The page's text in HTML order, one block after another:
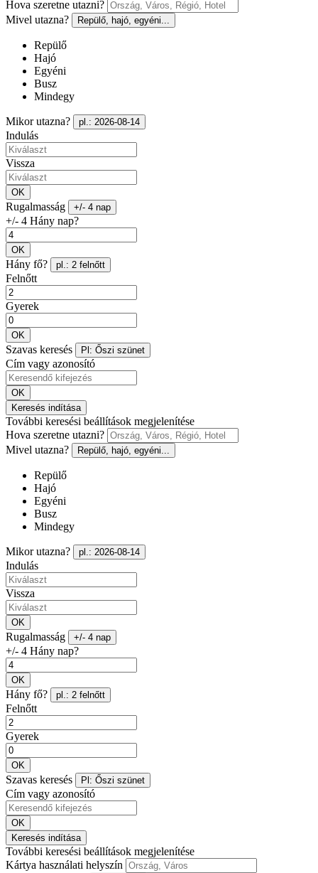
Hova szeretne utazni?
Mivel utazna?
Repülő, hajó, egyéni...
Repülő
Hajó
Egyéni
Busz
Mindegy
Mikor utazna? pl.: 2026-08-14
Indulás
Vissza
OK
Rugalmasság +/- 4 nap
+/- 4 Hány nap?
OK
Hány fő? pl.: 2 felnőtt
Felnőtt
Gyerek
OK
Szavas keresés Pl: Őszi szünet
Cím vagy azonosító
OK
Keresés indítása
További keresési beállítások megjelenítése
Hova szeretne utazni?
Mivel utazna?
Repülő, hajó, egyéni...
Repülő
Hajó
Egyéni
Busz
Mindegy
Mikor utazna? pl.: 2026-08-14
Indulás
Vissza
OK
Rugalmasság +/- 4 nap
+/- 4 Hány nap?
OK
Hány fő? pl.: 2 felnőtt
Felnőtt
Gyerek
OK
Szavas keresés Pl: Őszi szünet
Cím vagy azonosító
OK
Keresés indítása
További keresési beállítások megjelenítése
Kártya használati helyszín